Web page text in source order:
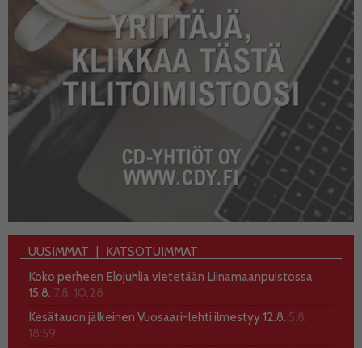
UUSIMMAT
KATSOTUIMMAT
Koko perheen Elojuhlia vietetään Liinamaanpuistossa
15.8. 7.8. 10:28
Kesätauon jälkeinen Vuosaari-lehti ilmestyy 12.8. 5.8.
18:59